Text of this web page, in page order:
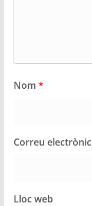
Nom *
Correu electrònic
Lloc web